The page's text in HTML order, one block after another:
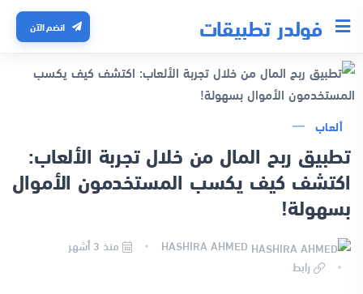
فولدر تطبيقات انضم الآن
ألعاب
تطبيق ربح المال من خلال تجربة الألعاب:
اكتشف كيف يكسب المستخدمون الأموال
بسهولة!
منذ 3 أشهر
رابط